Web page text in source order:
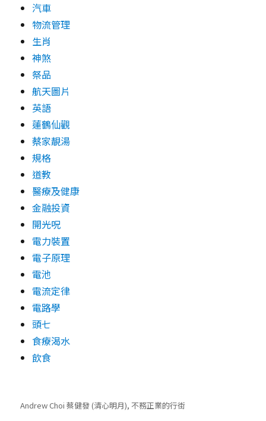
汽車
物流管理
生肖
神煞
祭品
航天圖片
英語
蓮鶴仙觀
蔡家靚湯
規格
道教
醫療及健康
金融投資
開光呪
電力裝置
電子原理
電池
電流定律
電路學
頭七
食療渴水
飲食
Andrew Choi 蔡健發 (清心明月), 不務正業的行街